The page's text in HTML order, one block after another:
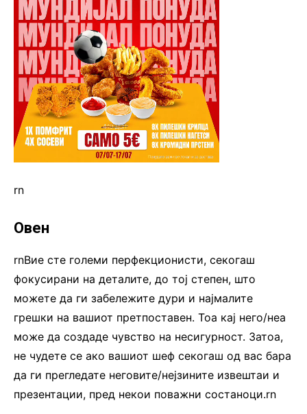
rn
Овен
rnВие сте големи перфекционисти, секогаш
фокусирани на деталите, до тој степен, што
можете да ги забележите дури и најмалите
грешки на вашиот претпоставен. Тоа кај него/неа
може да создаде чувство на несигурност. Затоа,
не чудете се ако вашиот шеф секогаш од вас бара
да ги прегледате неговите/нејзините извештаи и
презентации, пред некои поважни состаноци.rn